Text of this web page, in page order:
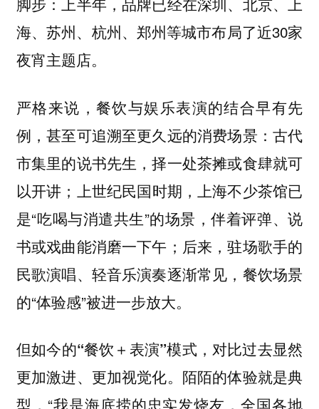
海、苏州、杭州、郑州等城市布局了近30家
夜宵主题店。
严格来说，餐饮与娱乐表演的结合早有先
例，甚至可追溯至更久远的消费场景：古代
市集里的说书先生，择一处茶摊或食肆就可
以开讲；上世纪民国时期，上海不少茶馆已
是“吃喝与消遣共生”的场景，伴着评弹、说
书或戏曲能消磨一下午；后来，驻场歌手的
民歌演唱、轻音乐演奏逐渐常见，餐饮场景
的“体验感”被进一步放大。
但如今的“餐饮＋表演”模式，对比过去显然
更加激进、更加视觉化。 陌陌的体验就是典
型，“我是海底捞的忠实发烧友，全国各地